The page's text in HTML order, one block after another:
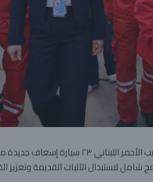
في خطوة تهدف إلى رفع الجهوزية الطبية الطارئة، تسلّم
شامل لاستبدال الآليات القديمة وتعزيز